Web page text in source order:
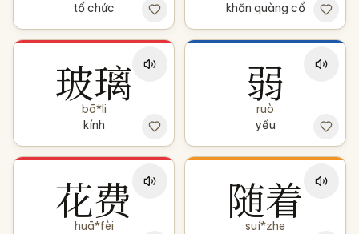
tổ chức
khăn quàng cổ
玻璃
bō*li
kính
弱
ruò
yếu
花费
huā*fèi
随着
suí*zhe